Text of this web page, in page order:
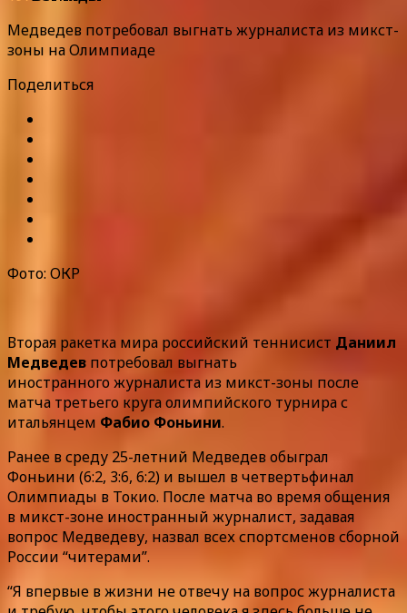
Медведев потребовал выгнать журналиста из микст-
зоны на Олимпиаде
Поделиться
Фото: ОКР
Вторая ракетка мира российский теннисист Даниил
Медведев потребовал выгнать
иностранного журналиста из микст-зоны после
матча третьего круга олимпийского турнира с
итальянцем Фабио Фоньини.
Ранее в среду 25-летний Медведев обыграл
Фоньини (6:2, 3:6, 6:2) и вышел в четвертьфинал
Олимпиады в Токио. После матча во время общения
в микст-зоне иностранный журналист, задавая
вопрос Медведеву, назвал всех спортсменов сборной
России “читерами”.
“Я впервые в жизни не отвечу на вопрос журналиста